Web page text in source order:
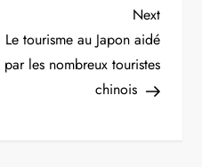
Next
Post
Next
Le tourisme au Japon aidé
par les nombreux touristes
chinois